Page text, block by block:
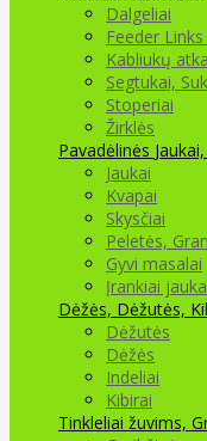
Dalgeliai
Feeder
Kabliukų
Segtukai,
Stoperiai
Žirklės
Pavadėlinės
Jaukai
Kvapai
Skysčiai
Peletės,
Gyvi masalai
Įrankiai
Dėžės, Dėžutės,
Dėžutės
Dėžės
Indeliai
Kibirai
Tinkleliai žuvims,